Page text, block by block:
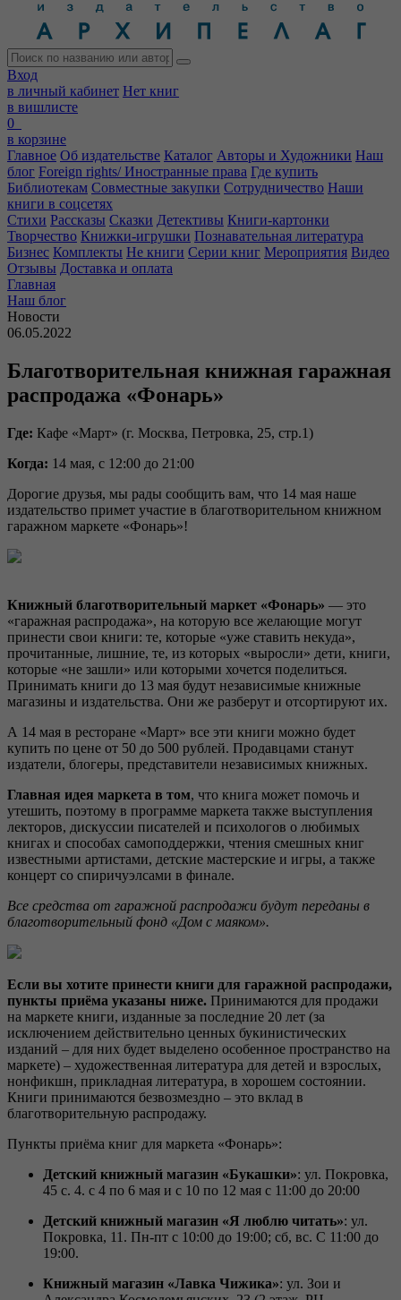
Вход
в личный кабинет Нет книг
в вишлисте
0
в корзине
Главное Об издательстве Каталог Авторы и Художники Наш
блог Foreign rights/ Иностранные права Где купить
Библиотекам Совместные закупки Сотрудничество Наши
книги в соцсетях
Стихи Рассказы Сказки Детективы Книги-картонки
Творчество Книжки-игрушки Познавательная литература
Бизнес Комплекты Не книги Серии книг Мероприятия Видео
Отзывы Доставка и оплата
Главная
Наш блог
Новости
06.05.2022
Благотворительная книжная гаражная
распродажа «Фонарь»
Где: Кафе «Март» (г. Москва, Петровка, 25, стр.1)
Когда: 14 мая, с 12:00 до 21:00
Дорогие друзья, мы рады сообщить вам, что 14 мая наше
издательство примет участие в благотворительном книжном
гаражном маркете «Фонарь»!
Книжный благотворительный маркет «Фонарь» — это
«гаражная распродажа», на которую все желающие могут
принести свои книги: те, которые «уже ставить некуда»,
прочитанные, лишние, те, из которых «выросли» дети, книги,
которые «не зашли» или которыми хочется поделиться.
Принимать книги до 13 мая будут независимые книжные
магазины и издательства. Они же разберут и отсортируют их.
А 14 мая в ресторане «Март» все эти книги можно будет
купить по цене от 50 до 500 рублей. Продавцами станут
издатели, блогеры, представители независимых книжных.
Главная идея маркета в том, что книга может помочь и
утешить, поэтому в программе маркета также выступления
лекторов, дискуссии писателей и психологов о любимых
книгах и способах самоподдержки, чтения смешных книг
известными артистами, детские мастерские и игры, а также
концерт со спиричуэлсами в финале.
Все средства от гаражной распродажи будут переданы в
благотворительный фонд «Дом с маяком».
Если вы хотите принести книги для гаражной распродажи,
пункты приёма указаны ниже. Принимаются для продажи
на маркете книги, изданные за последние 20 лет (за
исключением действительно ценных букинистических
изданий – для них будет выделено особенное пространство на
маркете) – художественная литература для детей и взрослых,
нонфикшн, прикладная литература, в хорошем состоянии.
Книги принимаются безвозмездно – это вклад в
благотворительную распродажу.
Пункты приёма книг для маркета «Фонарь»:
Детский книжный магазин «Букашки»: ул. Покровка,
45 с. 4. с 4 по 6 мая и с 10 по 12 мая с 11:00 до 20:00
Детский книжный магазин «Я люблю читать»: ул.
Покровка, 11. Пн-пт с 10:00 до 19:00; сб, вс. С 11:00 до
19:00.
Книжный магазин «Лавка Чижика»: ул. Зои и